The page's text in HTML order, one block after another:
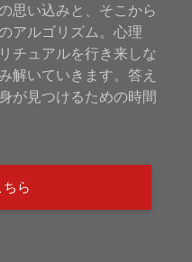
思い込みと、そこから
アルゴリズム。心理
チュアルを行き来しな
解いていきます。答え
が見つけるための時間
ら